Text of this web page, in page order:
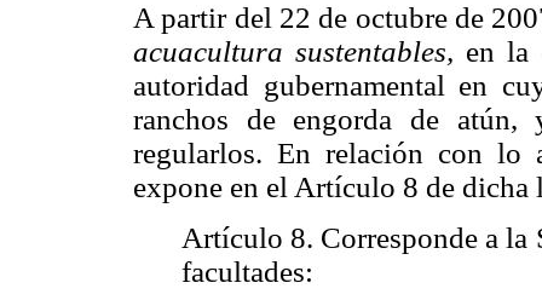
A partir del 22 de octubre de
acuacultura sustentables, en la
autoridad gubernamental en
ranchos de engorda de
regularlos. En relación con lo
expone en el Artículo 8 de dicha
Artículo 8. Corresponde a la
facultades: